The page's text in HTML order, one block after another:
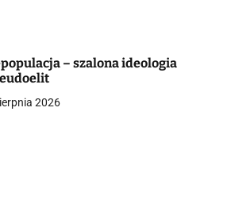
– szalona ideologia
2026